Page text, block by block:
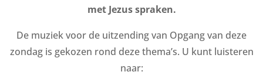
met Jezus spraken.
De muziek voor de uitzending van Opgang van deze
zondag is gekozen rond deze thema’s. U kunt luisteren
naar: